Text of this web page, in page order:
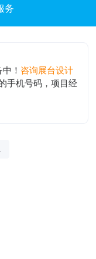
务
！ 咨询展台设计
手机号码，项目经